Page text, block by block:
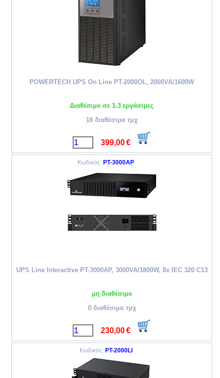
POWERTECH UPS On Line PT-2000OL, 2000VA/1600W
Διαθέσιμο σε 1-3 εργάσιμες
18 διαθέσιμα τμχ
399,00 €
Κωδικός: PT-3000AP
UPS Line Interactive PT-3000AP, 3000VA/1800W, 8x IEC 320 C13
μη διαθέσιμο
0 διαθέσιμα τμχ
230,00 €
Κωδικός: PT-2000LI